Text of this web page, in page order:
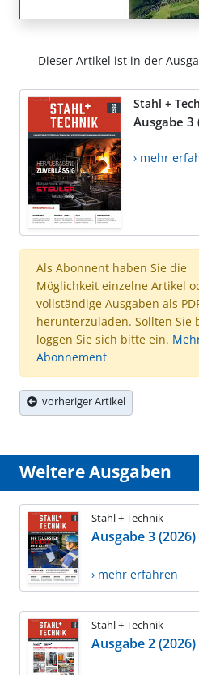
Dieser Artikel ist in der
Stahl +
Ausgabe 3
› mehr
Als Abonnent haben Sie die
Möglichkeit einzelne Artikel
vollständige Ausgaben als
herunterzuladen. Sollten Sie
loggen Sie sich bitte ein.
Abonnement
vorheriger Artikel
Weitere Ausgaben
Stahl + Technik
Ausgabe 3 (2026)
› mehr erfahren
Stahl + Technik
Ausgabe 2 (2026)